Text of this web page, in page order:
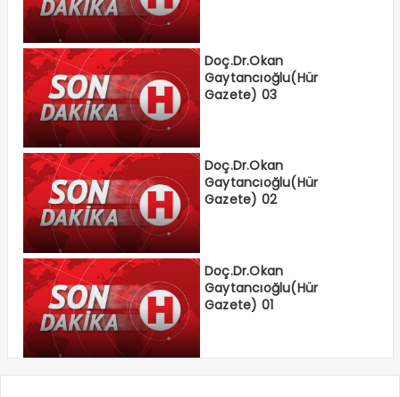
Doç.Dr.Okan
Gaytancıoğlu(Hür
Gazete) 03
Doç.Dr.Okan
Gaytancıoğlu(Hür
Gazete) 02
Doç.Dr.Okan
Gaytancıoğlu(Hür
Gazete) 01